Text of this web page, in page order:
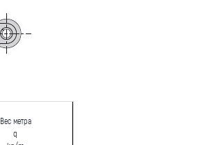
Вес метра
q